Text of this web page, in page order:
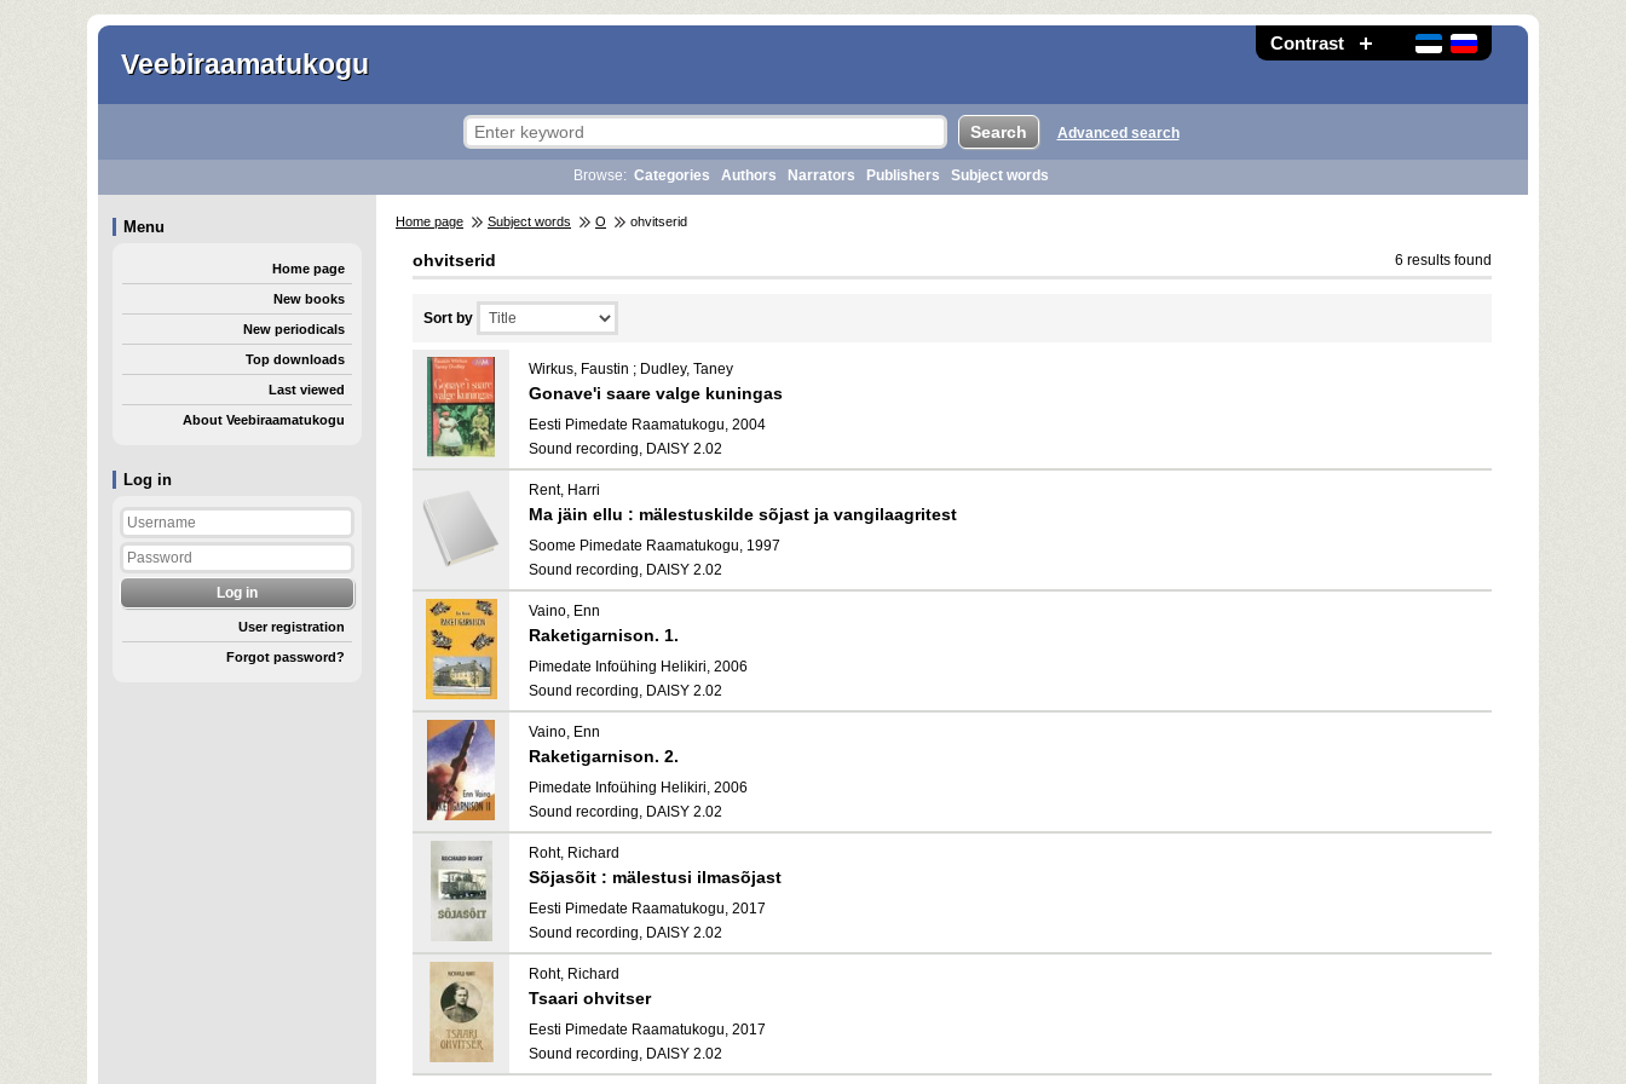
Contrast
Veebiraamatukogu
Log in
User registration
Forgot password?
Advanced search
Browse: Categories Authors Narrators Publishers Subject words
Menu
Home page
New books
New periodicals
Top downloads
Last viewed
About Veebiraamatukogu
Home page Subject words O ohvitserid
ohvitserid 6 results found
Sort by
Wirkus, Faustin ; Dudley, Taney
Gonave'i saare valge kuningas
Eesti Pimedate Raamatukogu, 2004
Sound recording, DAISY 2.02
Rent, Harri
Ma jäin ellu : mälestuskilde sõjast ja vangilaagritest
Soome Pimedate Raamatukogu, 1997
Sound recording, DAISY 2.02
Vaino, Enn
Raketigarnison. 1.
Pimedate Infoühing Helikiri, 2006
Sound recording, DAISY 2.02
Vaino, Enn
Raketigarnison. 2.
Pimedate Infoühing Helikiri, 2006
Sound recording, DAISY 2.02
Roht, Richard
Sõjasõit : mälestusi ilmasõjast
Eesti Pimedate Raamatukogu, 2017
Sound recording, DAISY 2.02
Roht, Richard
Tsaari ohvitser
Eesti Pimedate Raamatukogu, 2017
Sound recording, DAISY 2.02